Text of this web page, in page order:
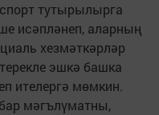
тутырылыр­га
исәпләнеп, аларның
хезмәткәрләр
эшкә башка
ителергә мөмкин.
мәгълүматны,